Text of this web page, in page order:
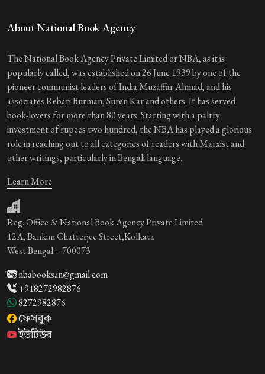
About National Book Agency
The National Book Agency Private Limited or NBA, as it is
popularly called, was established on 26 June 1939 by one of the
pioneer communist leaders of India Muzaffar Ahmad, and his
associates Rebati Burman, Suren Kar and others. It has served
book-lovers for more than 80 years. Starting with a paltry
investment of rupees two hundred, the NBA has played a glorious
role in reaching out to all categories of readers with Marxist and
other writings, particularly in Bengali language.
Learn More
Reg. Office & National Book Agency Private Limited
12A, Bankim Chatterjee Street,Kolkata
West Bengal – 700073
nbabooks.in@gmail.com
+918272982876
8272982876
ফেসবুক
ইউটিউব